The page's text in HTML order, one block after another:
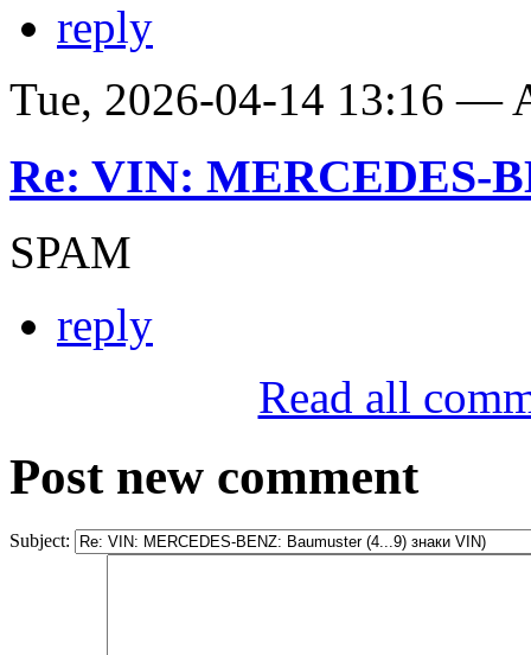
reply
Tue, 2026-04-14 13:16 —
Re: VIN: MERCEDES-
SPAM
reply
Read all
Post new comment
Subject: